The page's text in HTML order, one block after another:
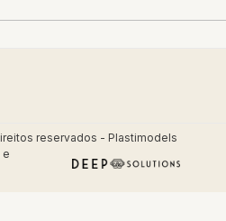
reservados - Plastimodels
e